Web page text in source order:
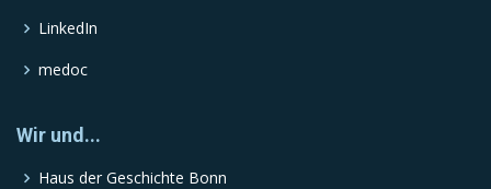
LinkedIn
medoc
Wir und...
Haus der Geschichte Bonn